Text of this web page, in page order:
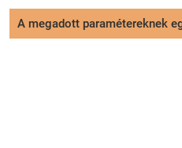
A megadott paramétereknek